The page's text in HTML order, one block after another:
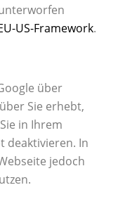
US-Framework.
über
Sie erhebt,
in Ihrem
deaktivieren. In
jedoch